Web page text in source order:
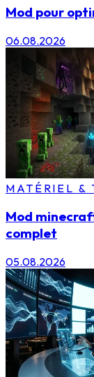
Mod pour
06.08.2026
MATÉRIEL &
Mod
complet
05.08.2026